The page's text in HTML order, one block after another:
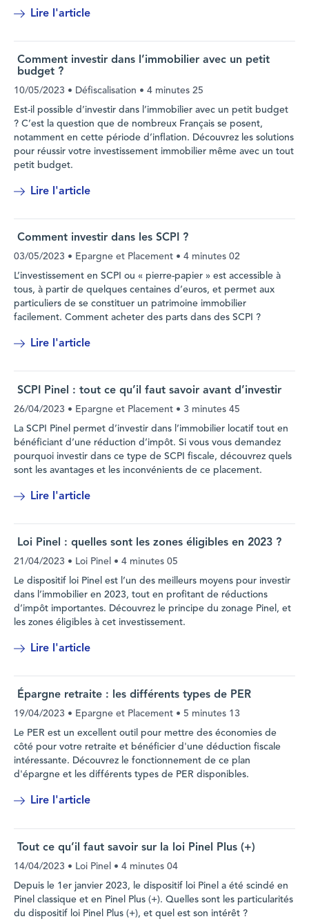
Lire l'article
Comment investir dans l’immobilier avec un petit
budget ?
10/05/2023 • Défiscalisation • 4 minutes 25
Est-il possible d’investir dans l’immobilier avec un petit budget
? C’est la question que de nombreux Français se posent,
notamment en cette période d’inflation. Découvrez les solutions
pour réussir votre investissement immobilier même avec un tout
petit budget.
Lire l'article
Comment investir dans les SCPI ?
03/05/2023 • Epargne et Placement • 4 minutes 02
L’investissement en SCPI ou « pierre-papier » est accessible à
tous, à partir de quelques centaines d’euros, et permet aux
particuliers de se constituer un patrimoine immobilier
facilement. Comment acheter des parts dans des SCPI ?
Lire l'article
SCPI Pinel : tout ce qu’il faut savoir avant d’investir
26/04/2023 • Epargne et Placement • 3 minutes 45
La SCPI Pinel permet d’investir dans l’immobilier locatif tout en
bénéficiant d’une réduction d’impôt. Si vous vous demandez
pourquoi investir dans ce type de SCPI fiscale, découvrez quels
sont les avantages et les inconvénients de ce placement.
Lire l'article
Loi Pinel : quelles sont les zones éligibles en 2023 ?
21/04/2023 • Loi Pinel • 4 minutes 05
Le dispositif loi Pinel est l’un des meilleurs moyens pour investir
dans l’immobilier en 2023, tout en profitant de réductions
d’impôt importantes. Découvrez le principe du zonage Pinel, et
les zones éligibles à cet investissement.
Lire l'article
Épargne retraite : les différents types de PER
19/04/2023 • Epargne et Placement • 5 minutes 13
Le PER est un excellent outil pour mettre des économies de
côté pour votre retraite et bénéficier d'une déduction fiscale
intéressante. Découvrez le fonctionnement de ce plan
d'épargne et les différents types de PER disponibles.
Lire l'article
Tout ce qu’il faut savoir sur la loi Pinel Plus (+)
14/04/2023 • Loi Pinel • 4 minutes 04
Depuis le 1er janvier 2023, le dispositif loi Pinel a été scindé en
Pinel classique et en Pinel Plus (+). Quelles sont les particularités
du dispositif loi Pinel Plus (+), et quel est son intérêt ?